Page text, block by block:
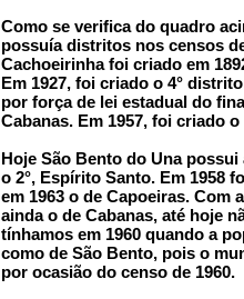
Como se verifica do quadro
possuía distritos nos censos
Cachoeirinha foi criado em
Em 1927, foi criado o 4°
por força de lei estadual do
Cabanas. Em 1957, foi criado
Hoje São Bento do Una
o 2°, Espírito Santo. Em 1958
em 1963 o de Capoeiras. Com
ainda o de Cabanas, até hoje
tínhamos em 1960 quando a
como de São Bento, pois o
por ocasião do censo de 1960.